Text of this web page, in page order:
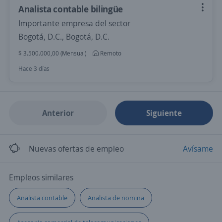
Analista contable bilingüe
Importante empresa del sector
Bogotá, D.C., Bogotá, D.C.
$ 3.500.000,00 (Mensual)
Remoto
Hace 3 días
Anterior Siguiente
Nuevas ofertas de empleo Avísame
Empleos similares
Analista contable Analista de nomina